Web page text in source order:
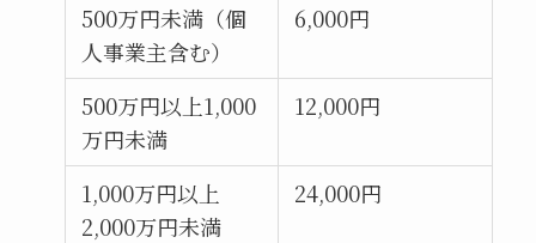
500万円未満（個
人事業主含む）
6,000円
500万円以上1,000
万円未満
12,000円
1,000万円以上
2,000万円未満
24,000円